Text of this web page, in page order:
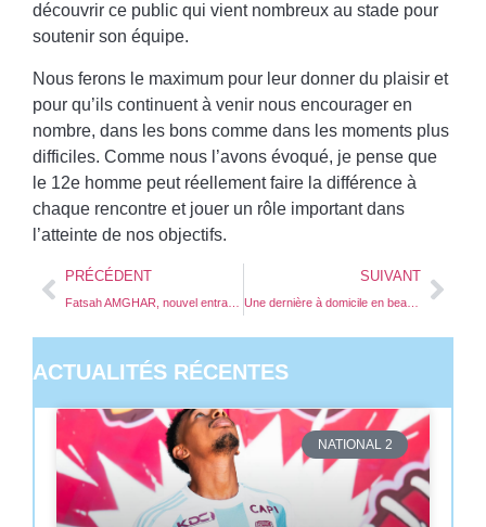
découvrir ce public qui vient nombreux au stade pour
soutenir son équipe.
Nous ferons le maximum pour leur donner du plaisir et
pour qu’ils continuent à venir nous encourager en
nombre, dans les bons comme dans les moments plus
difficiles. Comme nous l’avons évoqué, je pense que
le 12e homme peut réellement faire la différence à
chaque rencontre et jouer un rôle important dans
l’atteinte de nos objectifs.
PRÉCÉDENT SUIVANT
Une dernière à domicile en beauté pour nos U18 R1 !
ACTUALITÉS RÉCENTES
NATIONAL 2